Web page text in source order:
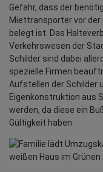
Gefahr, dass der
Miettransporter vor der
belegt ist. Das
Verkehrswesen der
Schilder sind dabei
spezielle Firmen
Aufstellen der Schilder
Eigenkonstruktion aus
werden, da diese ein
Gültigkeit haben.